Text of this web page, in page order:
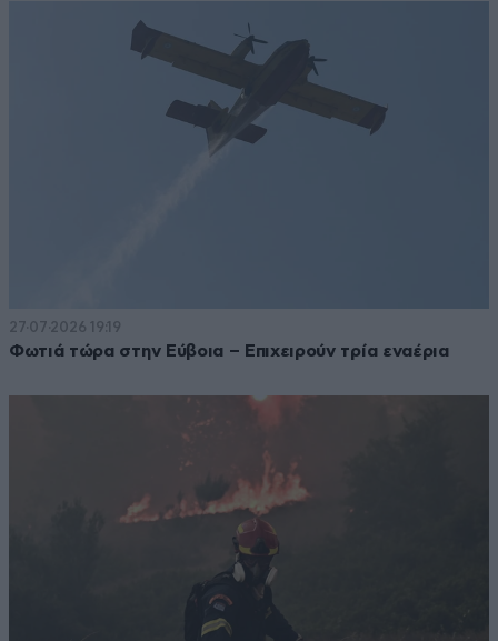
27·07·2026 19:19
Φωτιά τώρα στην Εύβοια – Επιχειρούν τρία εναέρια